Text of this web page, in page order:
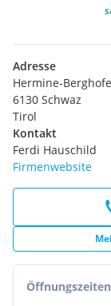
Adresse
Hermine-
6130 Schwaz
Tirol
Kontakt
Ferdi Hauschild
Firmenwebsite
Öffnungszeiten